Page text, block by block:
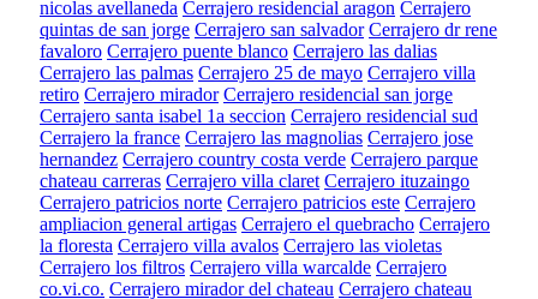
nicolas avellaneda Cerrajero residencial aragon Cerrajero
quintas de san jorge Cerrajero san salvador Cerrajero dr rene
favaloro Cerrajero puente blanco Cerrajero las dalias
Cerrajero las palmas Cerrajero 25 de mayo Cerrajero villa
retiro Cerrajero mirador Cerrajero residencial san jorge
Cerrajero santa isabel 1a seccion Cerrajero residencial sud
Cerrajero la france Cerrajero las magnolias Cerrajero jose
hernandez Cerrajero country costa verde Cerrajero parque
chateau carreras Cerrajero villa claret Cerrajero ituzaingo
Cerrajero patricios norte Cerrajero patricios este Cerrajero
ampliacion general artigas Cerrajero el quebracho Cerrajero
la floresta Cerrajero villa avalos Cerrajero las violetas
Cerrajero los filtros Cerrajero villa warcalde Cerrajero
co.vi.co. Cerrajero mirador del chateau Cerrajero chateau